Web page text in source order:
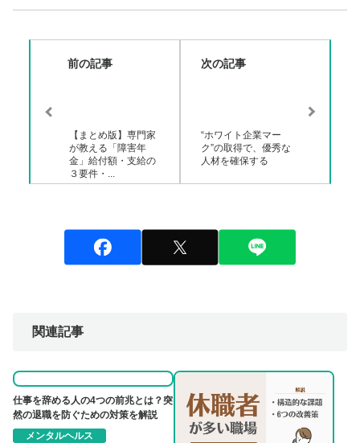
前の記事
【まとめ版】専門家
が教える「障害年
金」給付額・支給の
３要件・...
次の記事
“ホワイト企業マー
ク”の取得で、優秀な
人材を確保する
関連記事
仕事を辞める人の4つの前兆とは？突
然の退職を防ぐための対策を解説
メンタルヘルス